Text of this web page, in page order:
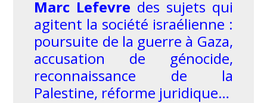
Marc Lefevre des sujets qui
agitent la société israélienne :
poursuite de la guerre à Gaza,
accusation de génocide,
reconnaissance de la
Palestine, réforme juridique…